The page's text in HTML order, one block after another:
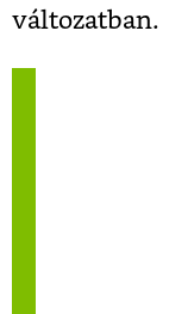
változatban.